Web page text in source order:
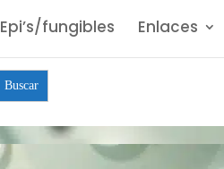
Epi’s/fungibles Enlaces